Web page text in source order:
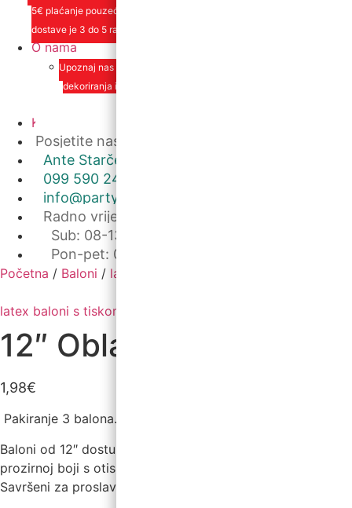
5€ plaćanje pouzećem može se razlikovati ovisno o mjestu. Vrijeme
dostave je 3 do 5 radnih dana.
O nama
Upoznaj nas ili posjeti u trgovini. Osim proizvoda nudimo i usluge
dekoriranja interijera i eksterija te najam popratne opreme
Kontakt
Posjetite nas u maloprodaji
Ante Starčevića 5A, Koprivnica ->
099 590 2450
info@partyshopbaloncic.hr
Radno vrijeme
Sub: 08-13
Pon-pet: 09-19
Početna / Baloni / latex baloni s tiskom
latex baloni s tiskom
12″ Oblaci 3 kom
1,98€
Pakiranje 3 balona.
Baloni od 12″ dostupni su u svijetlo plavoj, ružičastoj ili
prozirnoj boji s otisnutim oblacima po cijeloj površini.
Savršeni za proslavu novog dolaska u obitelj.